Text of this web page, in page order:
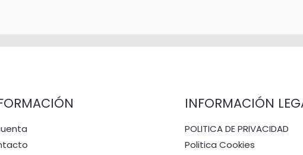
INFORMACIÓN
POLITICA DE PRIVACIDAD
Politica Cookies